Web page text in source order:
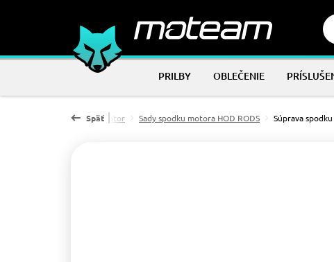
PRILBY OBLEČENIE
Späť
Náhradné diely Motor Sady spodku motora HOD RODS Súprava